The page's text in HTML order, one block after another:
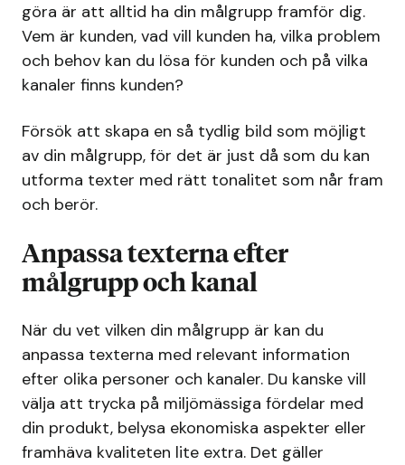
göra är att alltid ha din målgrupp framför dig.
Vem är kunden, vad vill kunden ha, vilka problem
och behov kan du lösa för kunden och på vilka
kanaler finns kunden?
Försök att skapa en så tydlig bild som möjligt
av din målgrupp, för det är just då som du kan
utforma texter med rätt tonalitet som når fram
och berör.
Anpassa texterna efter
målgrupp och kanal
När du vet vilken din målgrupp är kan du
anpassa texterna med relevant information
efter olika personer och kanaler. Du kanske vill
välja att trycka på miljömässiga fördelar med
din produkt, belysa ekonomiska aspekter eller
framhäva kvaliteten lite extra. Det gäller